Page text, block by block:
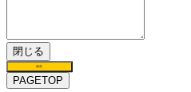
閉じる
保存
PAGETOP